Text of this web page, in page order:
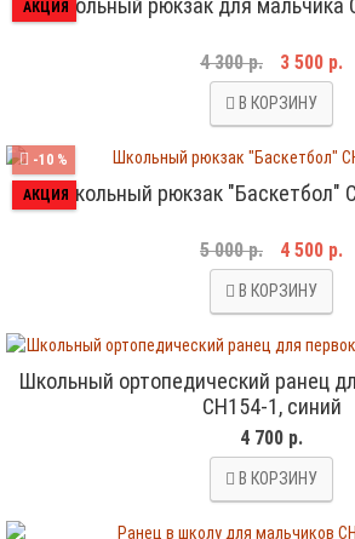
АКЦИЯ
4 300 р. 3 500 р.
В КОРЗИНУ
-10 %
АКЦИЯШкольный рюкзак "Баскетбол"
5 000 р. 4 500 р.
В КОРЗИНУ
Школьный ортопедический ранец
CH154-1, синий
4 700 р.
В КОРЗИНУ